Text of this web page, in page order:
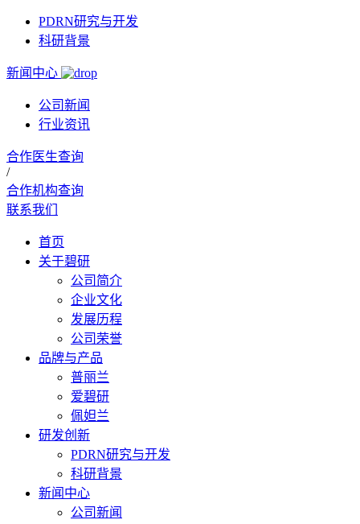
PDRN研究与开发
科研背景
新闻中心
公司新闻
行业资讯
合作医生查询
/
合作机构查询
联系我们
首页
关于碧研
公司简介
企业文化
发展历程
公司荣誉
品牌与产品
普丽兰
爱碧研
佩妲兰
研发创新
PDRN研究与开发
科研背景
新闻中心
公司新闻